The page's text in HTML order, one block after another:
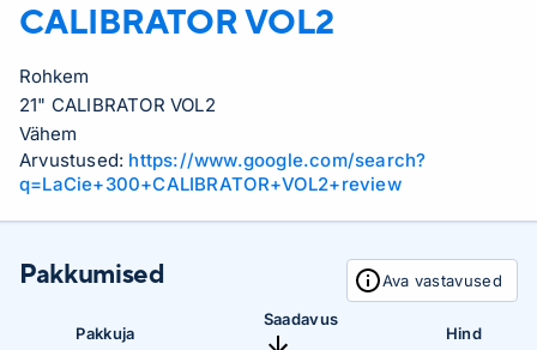
CALIBRATOR VOL2
Rohkem
21" CALIBRATOR VOL2
Vähem
Arvustused: https://www.google.com/search?
q=LaCie+300+CALIBRATOR+VOL2+review
Pakkumised Ava vastavused
Pakkuja
Saadavus
Hind